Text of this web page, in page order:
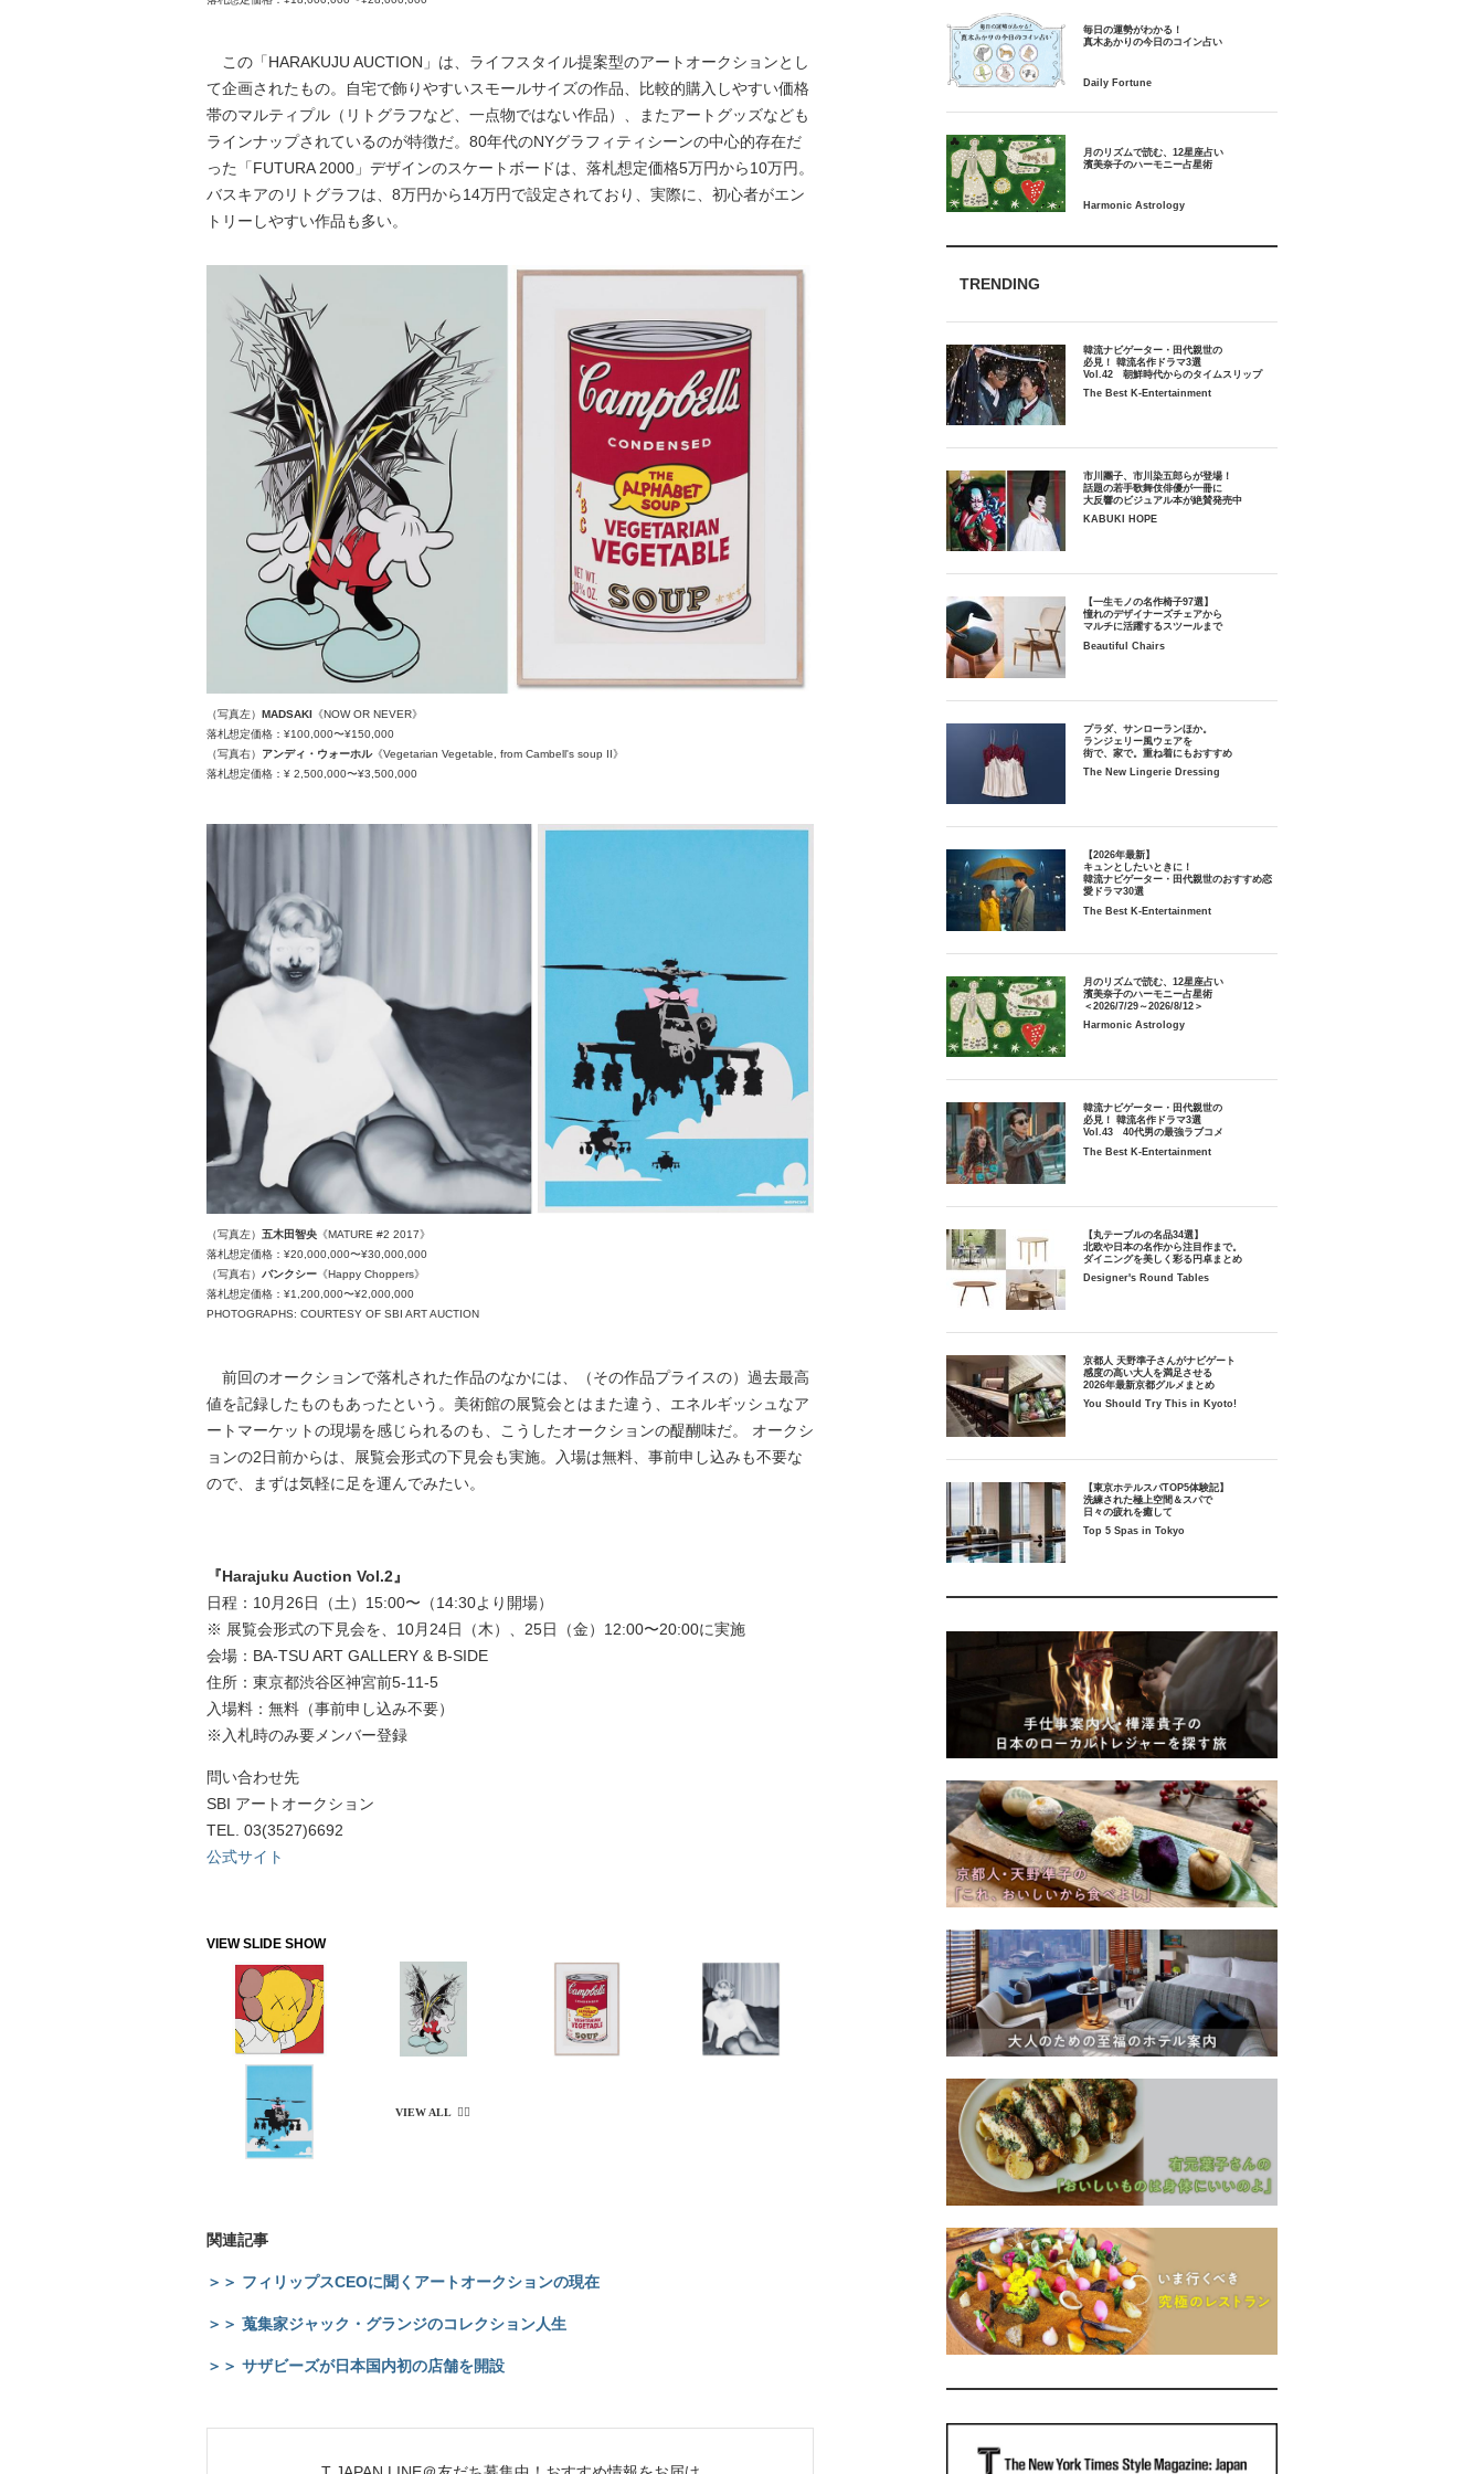
この「HARAKUJU AUCTION」は、ライフスタイル提案型のアートオークションとし
て企画されたもの。自宅で飾りやすいスモールサイズの作品、比較的購入しやすい価格
帯のマルティプル（リトグラフなど、一点物ではない作品）、またアートグッズなども
ラインナップされているのが特徴だ。80年代のNYグラフィティシーンの中心的存在だ
った「FUTURA 2000」デザインのスケートボードは、落札想定価格5万円から10万円。
バスキアのリトグラフは、8万円から14万円で設定されており、実際に、初心者がエン
トリーしやすい作品も多い。
（写真左） MADSAKI 《NOW OR NEVER》
落札想定価格：¥100,000〜¥150,000
（写真右） アンディ・ウォーホル《Vegetarian Vegetable, from Cambell's soup II》
落札想定価格：¥ 2,500,000〜¥3,500,000
（写真左） 五木田智央 《MATURE #2 2017》
落札想定価格：¥20,000,000〜¥30,000,000
（写真右） バンクシー 《Happy Choppers》
落札想定価格：¥1,200,000〜¥2,000,000
PHOTOGRAPHS: COURTESY OF SBI ART AUCTION
前回のオークションで落札された作品のなかには、（その作品プライスの）過去最高
値を記録したものもあったという。美術館の展覧会とはまた違う、エネルギッシュなア
ートマーケットの現場を感じられるのも、こうしたオークションの醍醐味だ。 オークシ
ョンの2日前からは、展覧会形式の下見会も実施。入場は無料、事前申し込みも不要な
ので、まずは気軽に足を運んでみたい。
『Harajuku Auction Vol.2』
日程：10月26日（土）15:00〜（14:30より開場）
※ 展覧会形式の下見会を、10月24日（木）、25日（金）12:00〜20:00に実施
会場：BA-TSU ART GALLERY & B-SIDE
住所：東京都渋谷区神宮前5-11-5
入場料：無料（事前申し込み不要）
※入札時のみ要メンバー登録
問い合わせ先
SBI アートオークション
TEL. 03(3527)6692
公式サイト
関連記事
＞＞ フィリップスCEOに聞くアートオークションの現在
＞＞ 蒐集家ジャック・グランジのコレクション人生
＞＞ サザビーズが日本国内初の店舗を開設
毎日の運勢がわかる！
月のリズムで読む、12星座占い
TRENDING
韓流ナビゲーター・田代親世の
必見！ 韓流名作ドラマ3選
Vol.42 朝鮮時代からのタイムスリップ
The Best K-Entertainment
市川團子、市川染五郎らが登場！
話題の若手歌舞伎俳優が一冊に
大反響のビジュアル本が絶賛発売中
KABUKI HOPE
【一生モノの名作椅子97選】
憧れのデザイナーズチェアから
マルチに活躍するスツールまで
Beautiful Chairs
プラダ、サンローランほか。
ランジェリー風ウェアを
街で、家で。重ね着にもおすすめ
The New Lingerie Dressing
【2026年最新】
キュンとしたいときに！
韓流ナビゲーター・田代親世のおすすめ恋
愛ドラマ30選
The Best K-Entertainment
月のリズムで読む、12星座占い
濱美奈子のハーモニー占星術
＜2026/7/29～2026/8/12＞
Harmonic Astrology
韓流ナビゲーター・田代親世の
必見！ 韓流名作ドラマ3選
Vol.43 40代男の最強ラブコメ
The Best K-Entertainment
【丸テーブルの名品34選】
北欧や日本の名作から注目作まで。
ダイニングを美しく彩る円卓まとめ
Designer's Round Tables
京都人 天野準子さんがナビゲート
感度の高い大人を満足させる
2026年最新京都グルメまとめ
You Should Try This in Kyoto!
【東京ホテルスパTOP5体験記】
洗練された極上空間＆スパで
日々の疲れを癒して
Top 5 Spas in Tokyo